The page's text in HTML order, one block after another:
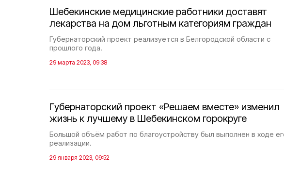
Шебекинские медицинские работники доставят
лекарства на дом льготным категориям граждан
Губернаторский проект реализуется в Белгородской области с
прошлого года.
29 марта 2023, 09:38
Губернаторский проект «Решаем вместе» изменил
жизнь к лучшему в Шебекинском горокруге
Большой объём работ по благоустройству был выполнен в ходе
реализации.
29 января 2023, 09:52